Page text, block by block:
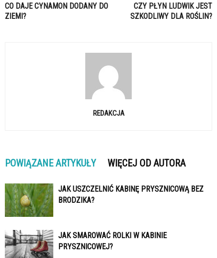
CO DAJE CYNAMON DODANY DO
ZIEMI?
CZY PŁYN LUDWIK JEST
SZKODLIWY DLA ROŚLIN?
REDAKCJA
POWIĄZANE ARTYKUŁY WIĘCEJ OD AUTORA
JAK USZCZELNIĆ KABINĘ PRYSZNICOWĄ BEZ
BRODZIKA?
JAK SMAROWAĆ ROLKI W KABINIE
PRYSZNICOWEJ?